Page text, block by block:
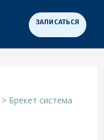
Брекет система